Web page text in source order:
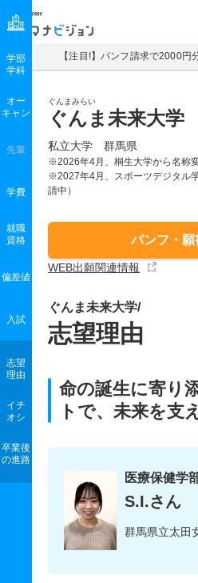
マナビジョン
【注目!】パンフ請求で2000円
ぐんまみらい
ぐんま未来大学
私立大学 群馬県
※2026年4月、桐生大学から名称
※2027年4月、スポーツデジタル
請中）
パンフ・
WEB出願関連情報
学部
学科
オー
キャン
先輩
学費
就職
資格
偏差値
入試
志望
理由
イチ
オシ
卒業後
の進路
ぐんま未来大学/
志望理由
命の誕生に寄り
トで、未来を支
医療保健学
S.I.さん
群馬県立太